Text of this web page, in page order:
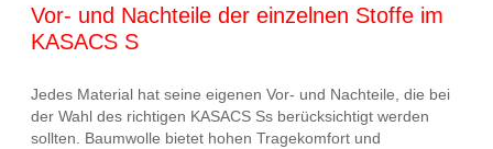
Vor- und Nachteile der einzelnen Stoffe im
KASACS S
Jedes Material hat seine eigenen Vor- und Nachteile, die bei
der Wahl des richtigen KASACS Ss berücksichtigt werden
sollten. Baumwolle bietet hohen Tragekomfort und